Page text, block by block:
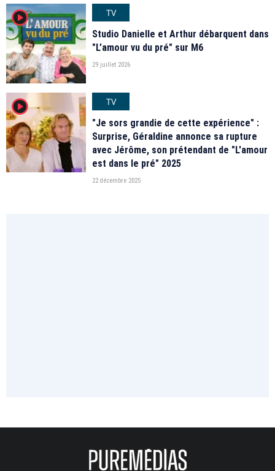
player2
TV
Studio Danielle et Arthur débarquent dans
"L’amour vu du pré" sur M6
29 juillet 2026
player2
TV
"Je sors grandie de cette expérience" :
Surprise, Géraldine annonce sa rupture
avec Jérôme, son prétendant de "L'amour
est dans le pré" 2025
22 décembre 2025